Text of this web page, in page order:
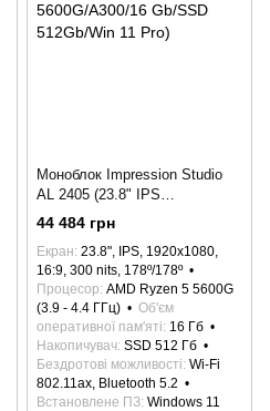
Моноблок Impression Studio
AL 2405 (23.8" IPS
1920x1080/AMD Ryzen 5
5600G/A300/16 Gb/SSD
512Gb/Win 11 Pro)
44 484 грн
Екран 23.8", IPS, 1920x1080,
16:9, 300 nits, 178º/178º
Процесор AMD Ryzen 5 5600G
(3.9 - 4.4 ГГц)
Об'єм
оперативної пам'яті 16 Гб
Накопичувач SSD 512 Гб
Бездротові можливості Wi-Fi
802.11ax, Bluetooth 5.2
Встановлене ПЗ Windows 11